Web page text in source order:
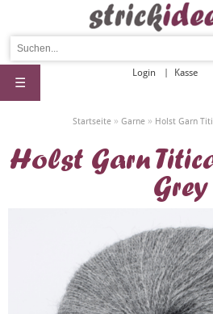
Login Kasse
☰
Startseite» Garne» Holst Garn
Holst Garn
Grey